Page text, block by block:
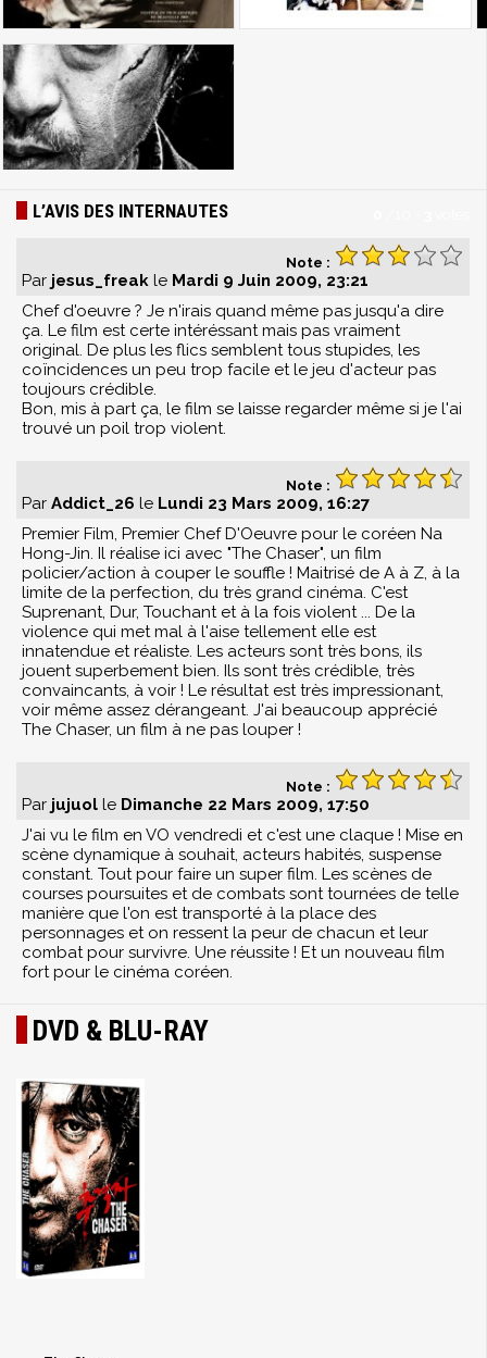
L’AVIS DES INTERNAUTES
Note :
Par jesus_freak le Mardi 9 Juin 2009, 23:21
Chef d'oeuvre ? Je n'irais quand même pas jusqu'a dire
ça. Le film est certe intéréssant mais pas vraiment
original. De plus les flics semblent tous stupides, les
coïncidences un peu trop facile et le jeu d'acteur pas
toujours crédible.
Bon, mis à part ça, le film se laisse regarder même si je l'ai
trouvé un poil trop violent.
Note :
Par Addict_26 le Lundi 23 Mars 2009, 16:27
Premier Film, Premier Chef D'Oeuvre pour le coréen Na
Hong-Jin. Il réalise ici avec "The Chaser", un film
policier/action à couper le souffle ! Maitrisé de A à Z, à la
limite de la perfection, du très grand cinéma. C'est
Suprenant, Dur, Touchant et à la fois violent ... De la
violence qui met mal à l'aise tellement elle est
innatendue et réaliste. Les acteurs sont très bons, ils
jouent superbement bien. Ils sont très crédible, très
convaincants, à voir ! Le résultat est très impressionant,
voir même assez dérangeant. J'ai beaucoup apprécié
The Chaser, un film à ne pas louper !
Note :
Par jujuol le Dimanche 22 Mars 2009, 17:50
J'ai vu le film en VO vendredi et c'est une claque ! Mise en
scène dynamique à souhait, acteurs habités, suspense
constant. Tout pour faire un super film. Les scènes de
courses poursuites et de combats sont tournées de telle
manière que l'on est transporté à la place des
personnages et on ressent la peur de chacun et leur
combat pour survivre. Une réussite ! Et un nouveau film
fort pour le cinéma coréen.
DVD & BLU-RAY